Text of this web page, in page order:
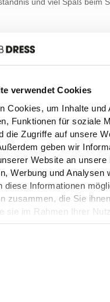
verwendet Cookies
Cookies, um Inhalte und
Funktionen für soziale
die Zugriffe auf unsere
geben wir
Website an unsere
Werbung und Analysen
diese Informationen
zusammen, die Sie
sie im Rahmen Ihrer
Kataloge
PDF Katalog